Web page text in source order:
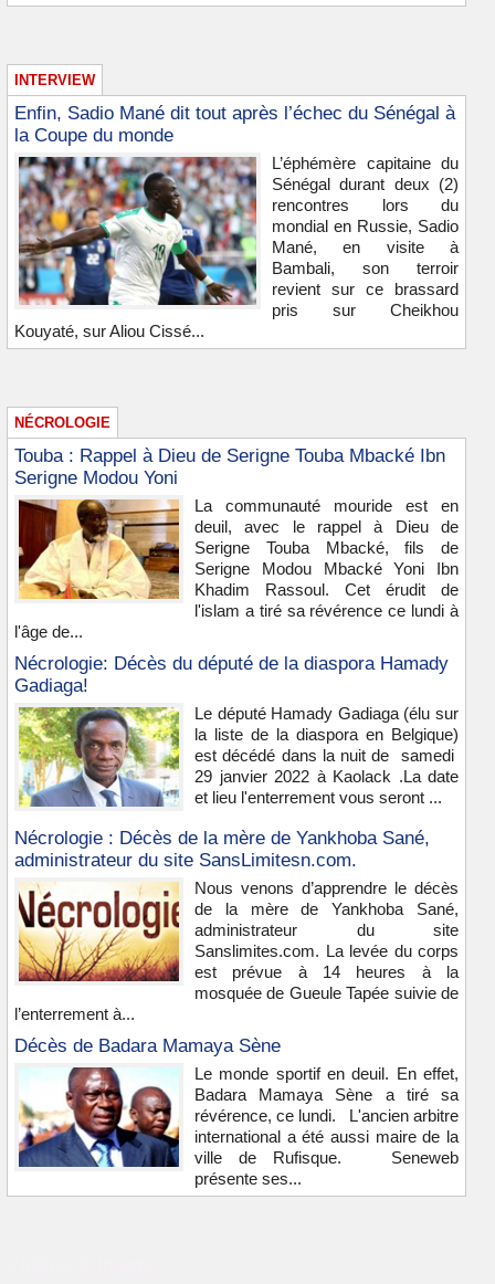
INTERVIEW
Enfin, Sadio Mané dit tout après l’échec du Sénégal à
la Coupe du monde
L’éphémère capitaine du
Sénégal durant deux (2)
rencontres lors du
mondial en Russie, Sadio
Mané, en visite à
Bambali, son terroir
revient sur ce brassard
pris sur Cheikhou
Kouyaté, sur Aliou Cissé...
NÉCROLOGIE
Touba : Rappel à Dieu de Serigne Touba Mbacké Ibn
Serigne Modou Yoni
La communauté mouride est en
deuil, avec le rappel à Dieu de
Serigne Touba Mbacké, fils de
Serigne Modou Mbacké Yoni Ibn
Khadim Rassoul. Cet érudit de
l'islam a tiré sa révérence ce lundi à
l'âge de...
Nécrologie: Décès du député de la diaspora Hamady
Gadiaga!
Le député Hamady Gadiaga (élu sur
la liste de la diaspora en Belgique)
est décédé dans la nuit de samedi
29 janvier 2022 à Kaolack .La date
et lieu l'enterrement vous seront ...
Nécrologie : Décès de la mère de Yankhoba Sané,
administrateur du site SansLimitesn.com.
Nous venons d’apprendre le décès
de la mère de Yankhoba Sané,
administrateur du site
Sanslimites.com. La levée du corps
est prévue à 14 heures à la
mosquée de Gueule Tapée suivie de
l’enterrement à...
Décès de Badara Mamaya Sène
Le monde sportif en deuil. En effet,
Badara Mamaya Sène a tiré sa
révérence, ce lundi. L'ancien arbitre
international a été aussi maire de la
ville de Rufisque. Seneweb
présente ses...